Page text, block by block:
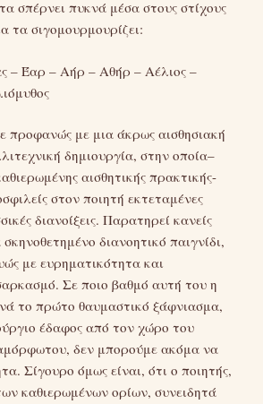
σπέρνει πυκνά μέσα στους στίχους
τα σιγομουρμουρίζει:
– Έαρ – Αήρ – Αθήρ – Αέλιος –
προφανώς με μια άκρως αισθησιακή
δημιουργία, στην οποία–
αισθητικής πρακτικής-
στον ποιητή εκτεταμένες
διανοίξεις. Παρατηρεί κανείς
διανοητικό παιγνίδι,
με ευρηματικότητα και
Σε ποιο βαθμό αυτή του η
το πρώτο θαυμαστικό ξάφνιασμα,
έδαφος από τον χώρο του
δεν μπορούμε ακόμα να
Σίγουρο όμως είναι, ότι ο ποιητής,
καθιερωμένων ορίων, συνειδητά